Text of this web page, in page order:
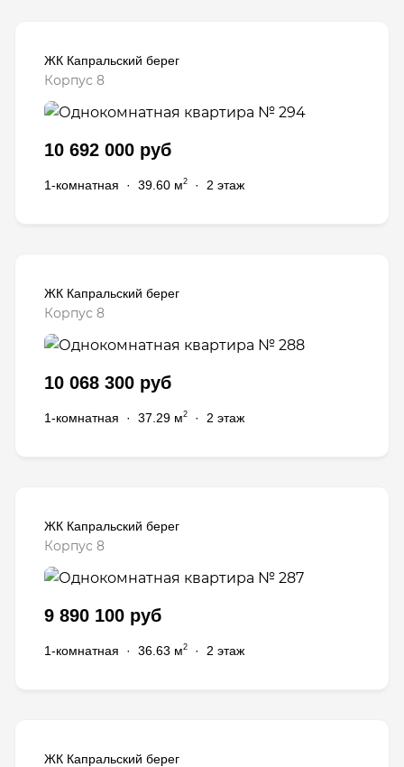
ЖК Капральский берег
Корпус 8
10 692 000 руб
1-комнатная · 39.60 м2 · 2 этаж
ЖК Капральский берег
Корпус 8
10 068 300 руб
1-комнатная · 37.29 м2 · 2 этаж
ЖК Капральский берег
Корпус 8
9 890 100 руб
1-комнатная · 36.63 м2 · 2 этаж
ЖК Капральский берег